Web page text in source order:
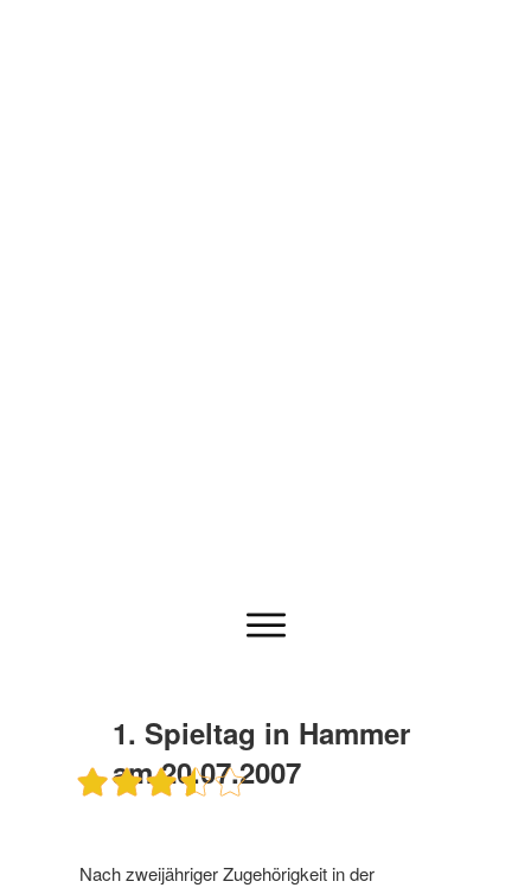
1. Spieltag in Hammer
am 20.07.2007
Nach zweijähriger Zugehörigkeit in der